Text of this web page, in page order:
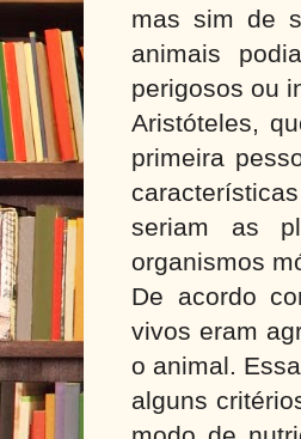
mas sim de
animais
perigosos ou
Aristóteles,
primeira
seriam as
organismos
De acordo
vivos eram
o animal.
alguns